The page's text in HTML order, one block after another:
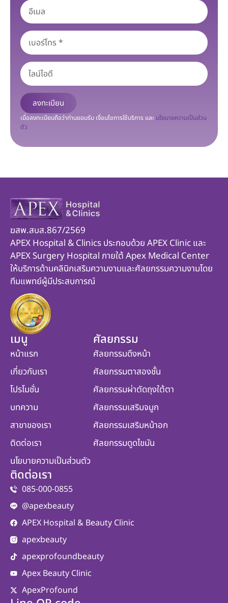
ลงทะเบียน
เมื่อลงทะเบียนถือว่าท่านยอมรับ เงื่อนไขการใช้บริการ และ นโยบายความเป็นส่วน
ตัว
ฆสพ.สบส.867/2569
APEX Hospital & Clinics ประกอบด้วย APEX Clinic และ
APEX Surgery Hospital ภายใต้ Apex Medical Center
ให้บริการด้านคลินิกเสริมความงามและศัลยกรรมความงามโดย
ทีมแพทย์ผู้มีประสบการณ์
เมนู
หน้าแรก
เกี่ยวกับเรา
โปรโมชั่น
บทความ
สาขาของเรา
ติดต่อเรา
นโยบายความเป็นส่วนตัว
ศัลยกรรม
ศัลยกรรมดึงหน้า
ศัลยกรรมตาสองชั้น
ศัลยกรรมผ่าตัดถุงใต้ตา
ศัลยกรรมเสริมจมูก
ศัลยกรรมเสริมหน้าอก
ศัลยกรรมดูดไขมัน
ติดต่อเรา
085-000-0855
@apexbeauty
APEX Hospital & Beauty Clinic
apexbeauty
apexprofoundbeauty
Apex Beauty Clinic
ApexProfound